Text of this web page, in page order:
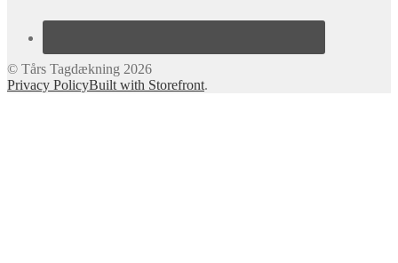
© Tårs Tagdækning 2026
Privacy PolicyBuilt with Storefront.